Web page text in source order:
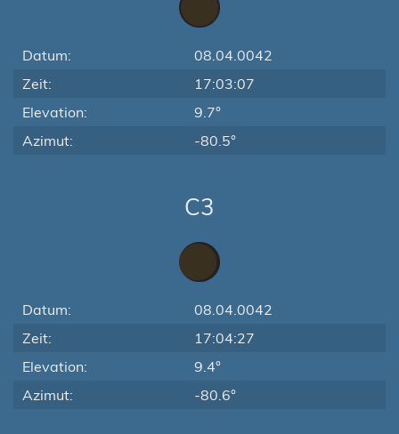
Datum:
08.04.0042
Zeit:
17:03:07
Elevation:
9.7°
Azimut:
-80.5°
C3
Datum:
08.04.0042
Zeit:
17:04:27
Elevation:
9.4°
Azimut:
-80.6°